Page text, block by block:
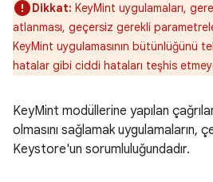
Dikkat: KeyMint uygulamaları,
atlanması, geçersiz gerekli
KeyMint uygulamasının bütünlüğünü
hatalar gibi ciddi hataları teşhis etmeye
KeyMint modüllerine yapılan
olmasını sağlamak uygulamaların,
Keystore'un sorumluluğundadır.